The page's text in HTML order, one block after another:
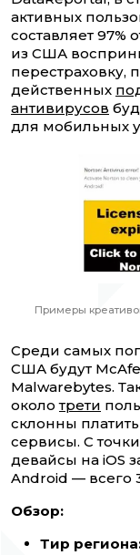
активных
составляет 97%
из США
перестраховку,
действенных
антивирусов
для мобильных
Примеры
Среди самых
США будут
Malwarebytes.
околотрети
склонны
сервисы. С
девайсы на iOS
Android — всего
Обзор:
Тир